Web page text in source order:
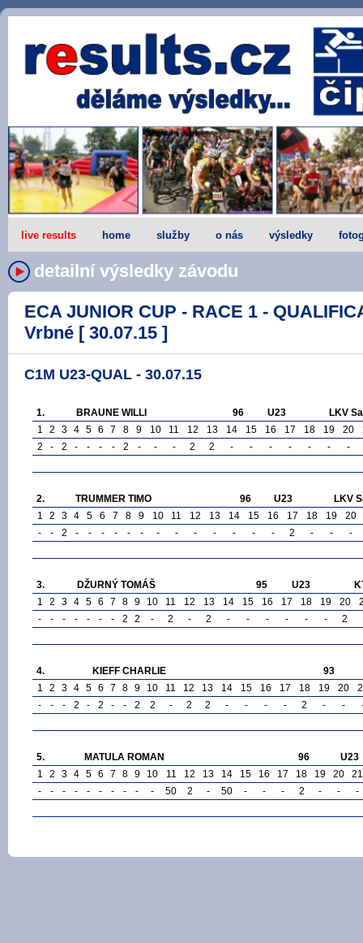
live results home služby o nás výsledky
detailní výsledky závodu
ECA JUNIOR CUP - RACE 1 -
Vrbné [ 30.07.15 ]
C1M U23-QUAL - 30.07.15
1. BRAUNE WILLI 96 U23
LKV
1
2 3 4 5 6 7 8 9 10 11 12 13 14 15 16 17 18 19 20
2
- 2 - - - - 2 - - - 2 2 - - - - - - -
2. TRUMMER TIMO 96 U23
LKV
1
2 3 4 5 6 7 8 9 10 11 12 13 14 15 16 17 18 19
20
-
- 2 - - - - - - - - - - - - - 2 - - -
3. DŽURNÝ TOMÁŠ 95 U23
1
2 3 4 5 6 7 8 9 10 11 12 13 14 15 16 17 18 19 20
-
- - - - - - 2 2 - 2 - 2 - - - - - - 2
4. KIEFF CHARLIE
93
1
2 3 4 5 6 7 8 9 10 11 12 13 14 15 16 17 18 19 20
-
- - 2 - 2 - - 2 2 - 2 2 - - - - 2 - -
5. MATULA ROMAN 96
U23
1
2 3 4 5 6 7 8 9 10 11 12 13 14 15 16 17 18 19 20
21
-
- - - - - - - - - 50 2 - 50 - - - 2 - - -